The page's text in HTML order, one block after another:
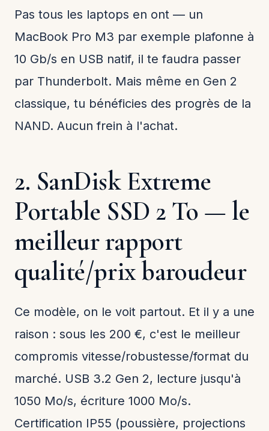
Pas tous les laptops en ont — un
MacBook Pro M3 par exemple plafonne à
10 Gb/s en USB natif, il te faudra passer
par Thunderbolt. Mais même en Gen 2
classique, tu bénéficies des progrès de la
NAND. Aucun frein à l'achat.
2. SanDisk Extreme
Portable SSD 2 To — le
meilleur rapport
qualité/prix baroudeur
Ce modèle, on le voit partout. Et il y a une
raison : sous les 200 €, c'est le meilleur
compromis vitesse/robustesse/format du
marché. USB 3.2 Gen 2, lecture jusqu'à
1050 Mo/s, écriture 1000 Mo/s.
Certification IP55 (poussière, projections